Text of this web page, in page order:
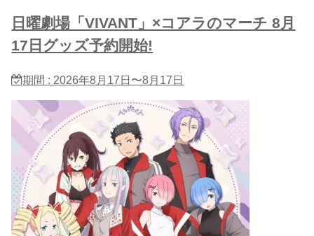
日曜劇場「VIVANT」×コアラのマーチ 8月
17日グッズ予約開始!
期間 : 2026年8月17日〜8月17日